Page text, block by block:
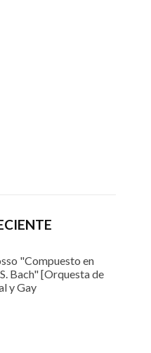
"Compuesto en
Bach" [Orquesta de
y Gay